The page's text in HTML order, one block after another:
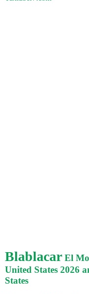
Blablacar El
United States 2026
States